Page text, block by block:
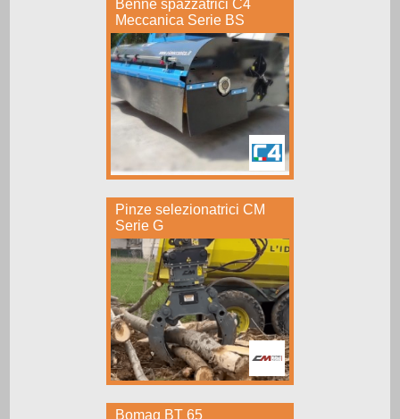
Benne spazzatrici C4
Meccanica Serie BS
Pinze selezionatrici CM
Serie G
Bomag BT 65